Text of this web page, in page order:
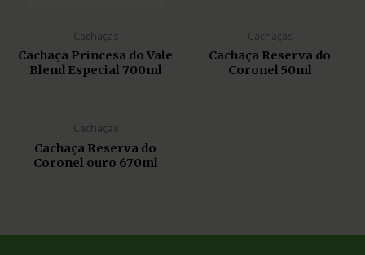
Cachaças
Cachaça Princesa do Vale
Blend Especial 700ml
Cachaças
Cachaça Reserva do
Coronel 50ml
Cachaças
Cachaça Reserva do
Coronel ouro 670ml